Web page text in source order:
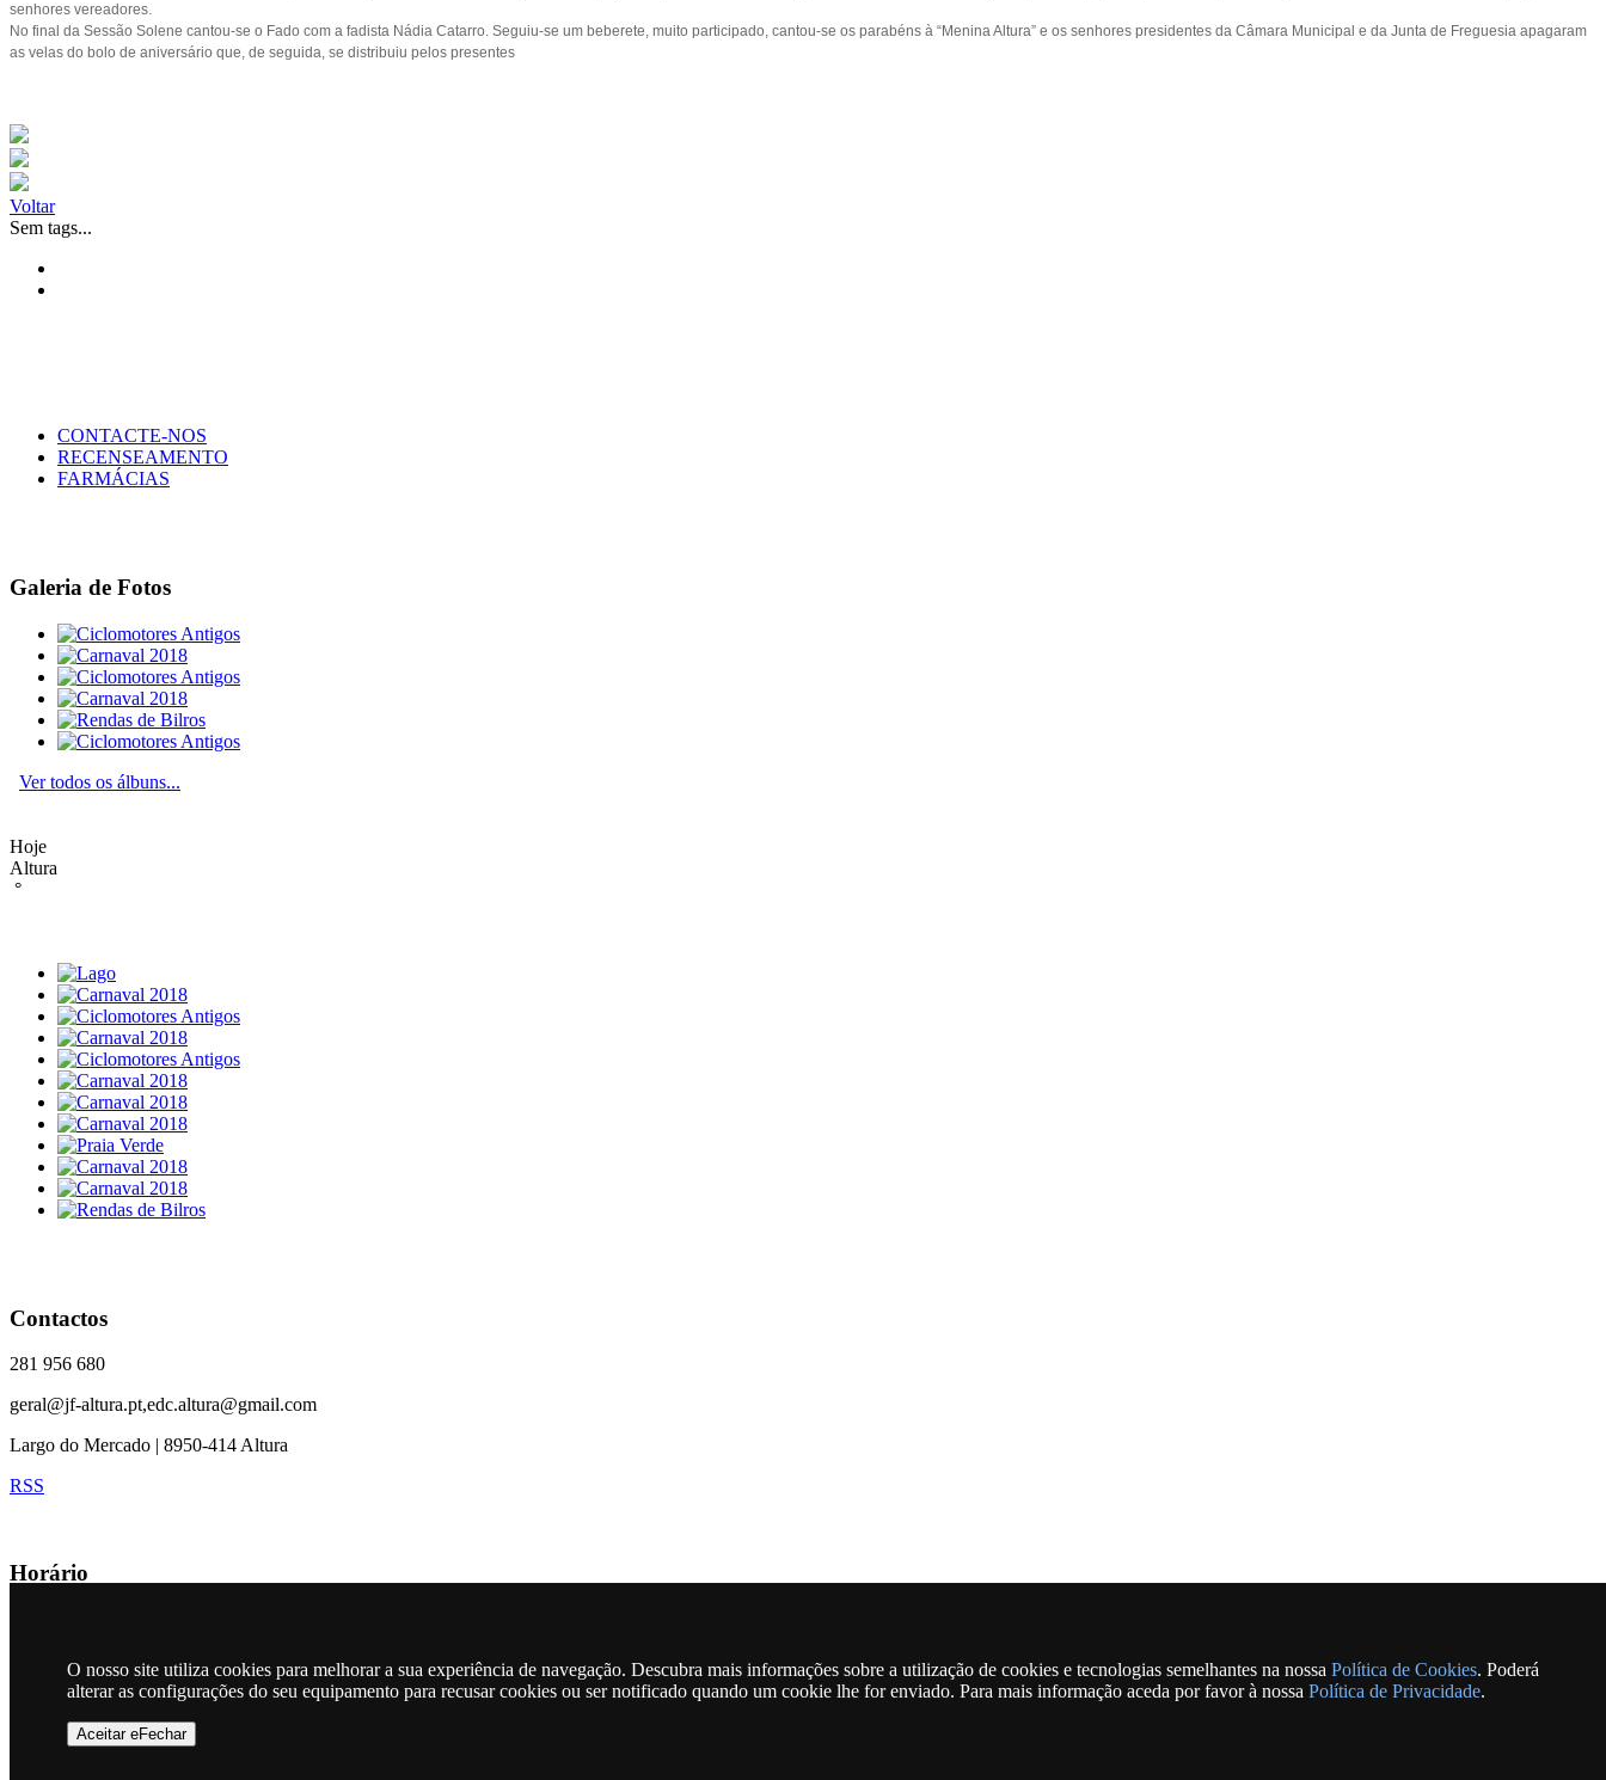
O nosso site utiliza cookies para melhorar a sua experiência de navegação. Descubra mais informações sobre a utilização de cookies e tecnologias semelhantes na nossa Política de Cookies. Poderá
alterar as configurações do seu equipamento para recusar cookies ou ser notificado quando um cookie lhe for enviado. Para mais informação aceda por favor à nossa Política de Privacidade.
Aceitar eFechar
senhores vereadores.
No final da Sessão Solene cantou-se o Fado com a fadista Nádia Catarro. Seguiu-se um beberete, muito participado, cantou-se os parabéns à “Menina Altura” e os senhores presidentes da Câmara Municipal e da Junta de Freguesia apagaram
as velas do bolo de aniversário que, de seguida, se distribuiu pelos presentes
Voltar
Sem tags...
CONTACTE-NOS
RECENSEAMENTO
FARMÁCIAS
Galeria de Fotos
Ver todos os álbuns...
Hoje
Altura
°
Contactos
281 956 680
geral@jf-altura.pt,edc.altura@gmail.com
Largo do Mercado | 8950-414 Altura
RSS
Horário
Mapa